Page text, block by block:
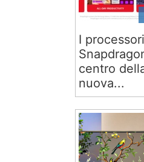
I processori
centro
nuova...